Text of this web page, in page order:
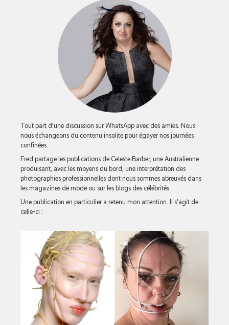
Tout part d’une discussion sur WhatsApp avec des amies. Nous
nous échangeons du contenu insolite pour égayer nos journées
confinées.
Fred partage les publications de Celeste Barber, une Australienne
produisant, avec les moyens du bord, une interprétation des
photographies professionnelles dont nous sommes abreuvés dans
les magazines de mode ou sur les blogs des célébrités.
Une publication en particulier a retenu mon attention. Il s’agit de
celle-ci :